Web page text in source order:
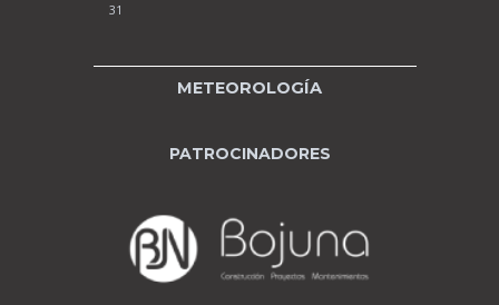
31
METEOROLOGÍA
PATROCINADORES